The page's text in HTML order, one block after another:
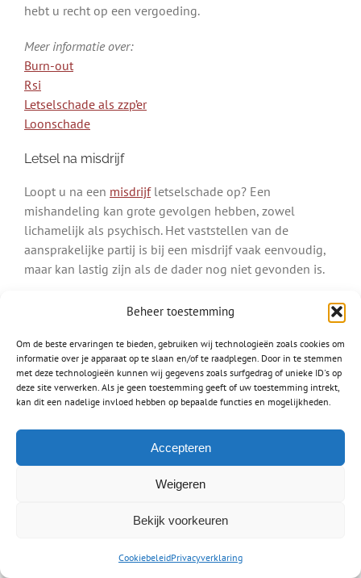
Beheer toestemming
Om de beste ervaringen te bieden, gebruiken wij technologieën zoals cookies om
informatie over je apparaat op te slaan en/of te raadplegen. Door in te stemmen
met deze technologieën kunnen wij gegevens zoals surfgedrag of unieke ID's op
deze site verwerken. Als je geen toestemming geeft of uw toestemming intrekt,
kan dit een nadelige invloed hebben op bepaalde functies en mogelijkheden.
Accepteren
Weigeren
Bekijk voorkeuren
CookiebeleidPrivacyverklaring
hebt u recht op een vergoeding.
Meer informatie over:
Burn-out
Rsi
Letselschade als zzp’er
Loonschade
Letsel na misdrijf
Loopt u na een misdrijfletselschade op? Een
mishandeling kan grote gevolgen hebben, zowel
lichamelijk als psychisch. Het vaststellen van de
aansprakelijke partij is bij een misdrijf vaak eenvoudig,
maar kan lastig zijn als de dader nog niet gevonden is.
Ook letsel door een hondenbeetvalt onder een misdrijf.
Bent u gebeten door een hond, dan is de eigenaar van
deze hond aansprakelijk.
Lees meer over:
Letsel na een hondenbeet
Letselschade medische fout
Waar mensen werken worden fouten gemaakt, zo ook
verschilt van het stellen van een verkeerde diagnose en
amputeren van een verkeerd lichaamsdeel. Het is heel